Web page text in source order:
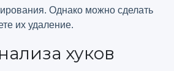
Однако можно сделать
их удаление.
хуков